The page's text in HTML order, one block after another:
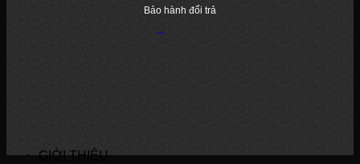
Bảo hành đổi trả
GIỚI THIỆU